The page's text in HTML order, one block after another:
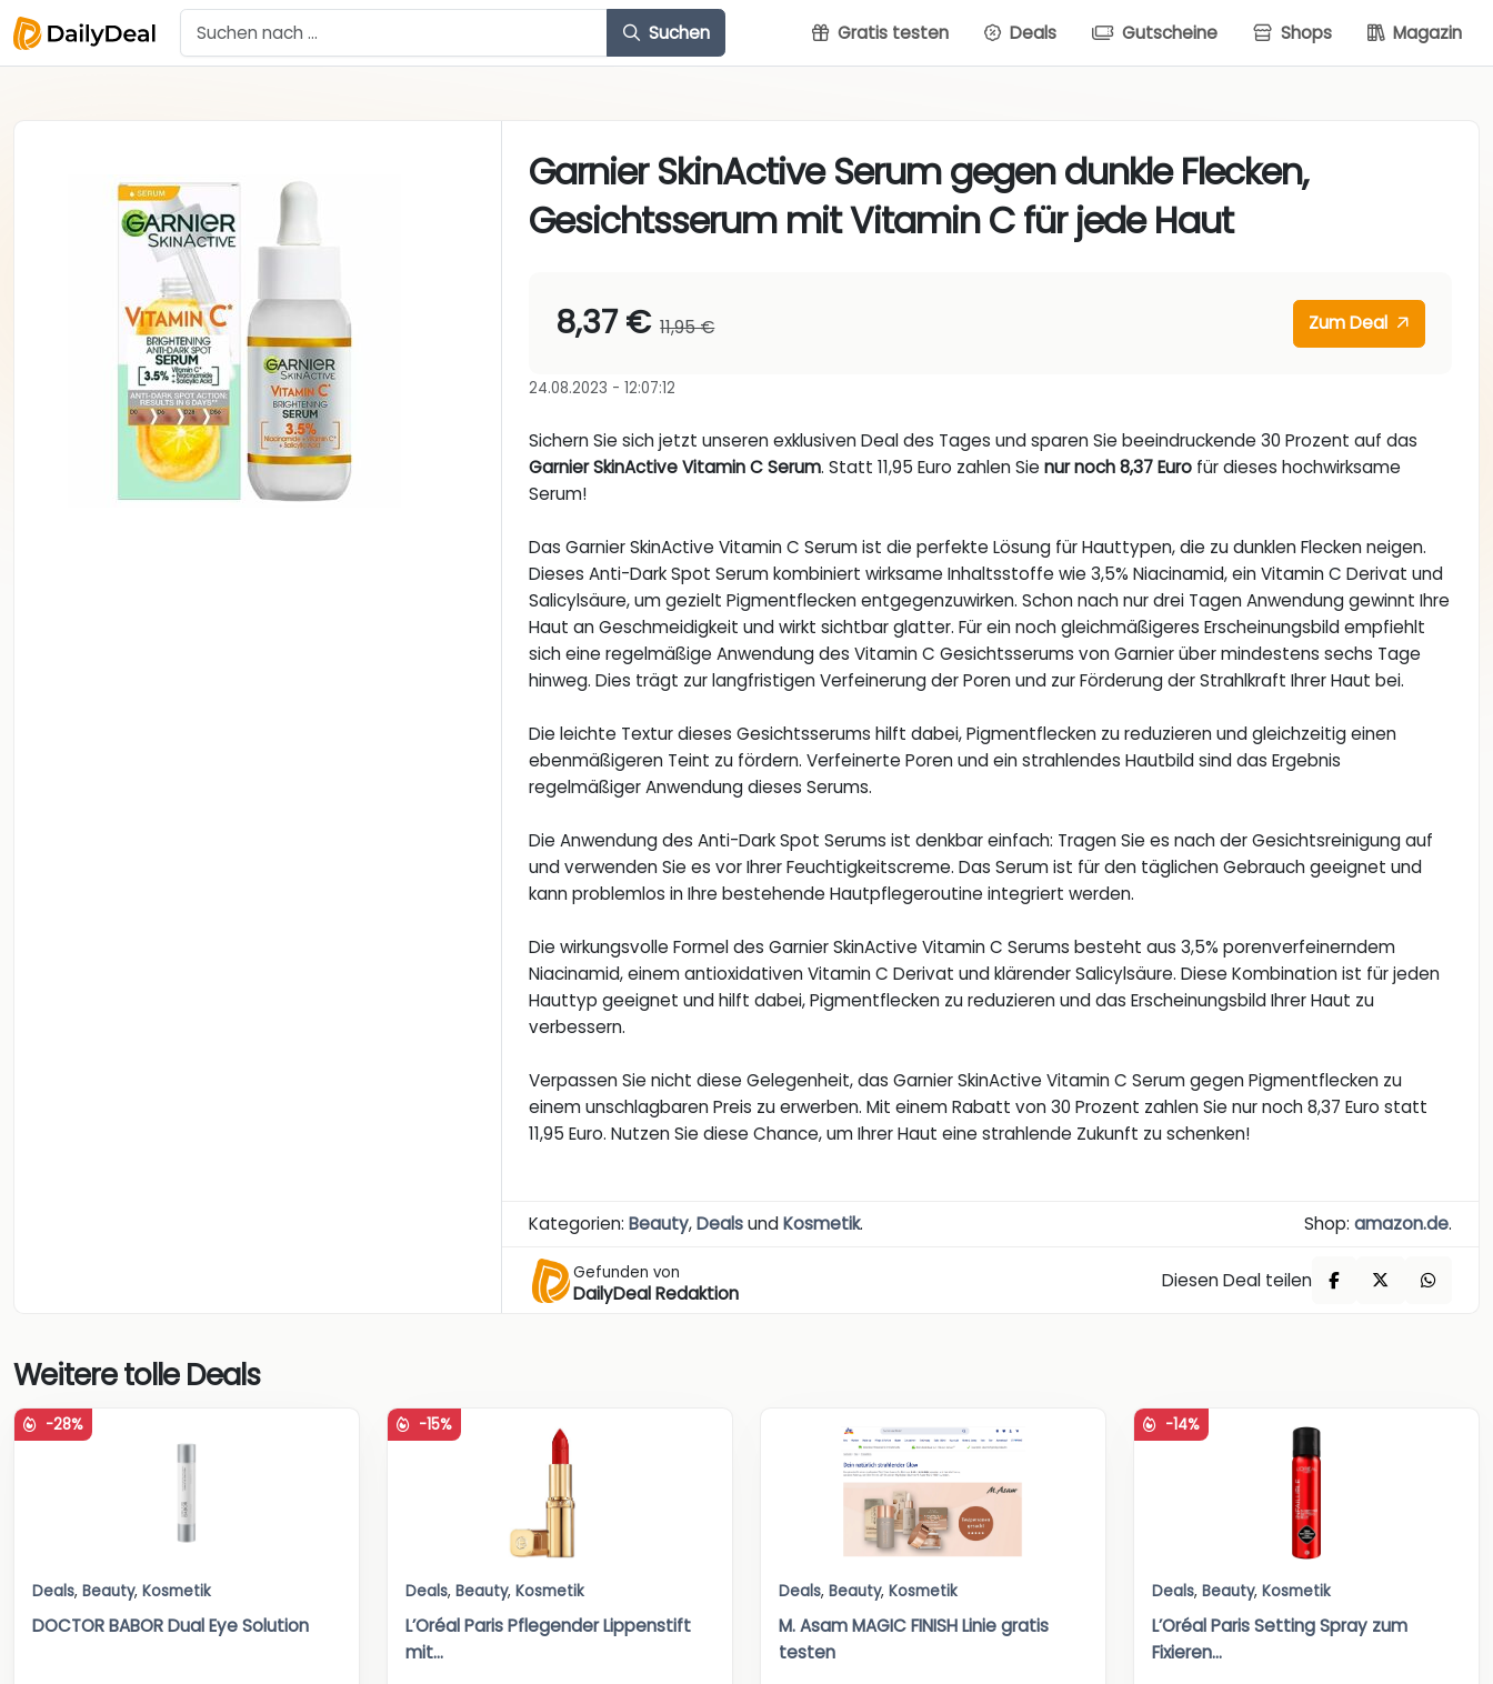
Suchen Gratis testen Deals Gutscheine Shops Magazin
Garnier SkinActive Serum gegen dunkle Flecken,
Gesichtsserum mit Vitamin C für jede Haut
8,37 € 11,95 € Zum Deal
24.08.2023 - 12:07:12
Sichern Sie sich jetzt unseren exklusiven Deal des Tages und sparen Sie beeindruckende 30 Prozent auf das
Garnier SkinActive Vitamin C Serum. Statt 11,95 Euro zahlen Sienur noch 8,37 Euro für dieses hochwirksame
Serum!
Das Garnier SkinActive Vitamin C Serum ist die perfekte Lösung für Hauttypen, die zu dunklen Flecken neigen.
Dieses Anti-Dark Spot Serum kombiniert wirksame Inhaltsstoffe wie 3,5% Niacinamid, ein Vitamin C Derivat und
Salicylsäure, um gezielt Pigmentflecken entgegenzuwirken. Schon nach nur drei Tagen Anwendung gewinnt Ihre
Haut an Geschmeidigkeit und wirkt sichtbar glatter. Für ein noch gleichmäßigeres Erscheinungsbild empfiehlt
sich eine regelmäßige Anwendung des Vitamin C Gesichtsserums von Garnier über mindestens sechs Tage
hinweg. Dies trägt zur langfristigen Verfeinerung der Poren und zur Förderung der Strahlkraft Ihrer Haut bei.
Die leichte Textur dieses Gesichtsserums hilft dabei, Pigmentflecken zu reduzieren und gleichzeitig einen
ebenmäßigeren Teint zu fördern. Verfeinerte Poren und ein strahlendes Hautbild sind das Ergebnis
regelmäßiger Anwendung dieses Serums.
Die Anwendung des Anti-Dark Spot Serums ist denkbar einfach: Tragen Sie es nach der Gesichtsreinigung auf
und verwenden Sie es vor Ihrer Feuchtigkeitscreme. Das Serum ist für den täglichen Gebrauch geeignet und
kann problemlos in Ihre bestehende Hautpflegeroutine integriert werden.
Die wirkungsvolle Formel des Garnier SkinActive Vitamin C Serums besteht aus 3,5% porenverfeinerndem
Niacinamid, einem antioxidativen Vitamin C Derivat und klärender Salicylsäure. Diese Kombination ist für jeden
Hauttyp geeignet und hilft dabei, Pigmentflecken zu reduzieren und das Erscheinungsbild Ihrer Haut zu
verbessern.
Verpassen Sie nicht diese Gelegenheit, das Garnier SkinActive Vitamin C Serum gegen Pigmentflecken zu
einem unschlagbaren Preis zu erwerben. Mit einem Rabatt von 30 Prozent zahlen Sie nur noch 8,37 Euro statt
11,95 Euro. Nutzen Sie diese Chance, um Ihrer Haut eine strahlende Zukunft zu schenken!
Kategorien:Beauty,DealsundKosmetik. Shop: amazon.de.
Gefunden von
DailyDeal Redaktion
Diesen Deal teilen
Weitere tolle Deals
-28%
Deals, Beauty, Kosmetik
DOCTOR BABOR Dual Eye Solution
-15%
Deals, Beauty, Kosmetik
L’Oréal Paris Pflegender Lippenstift
mit...
Deals, Beauty, Kosmetik
M. Asam MAGIC FINISH Linie gratis
testen
-14%
Deals, Beauty, Kosmetik
L’Oréal Paris Setting Spray zum
Fixieren...